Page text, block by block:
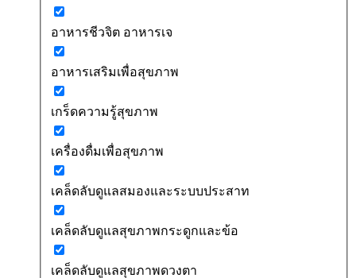
อาหารชีวจิต อาหารเจ
อาหารเสริมเพื่อสุขภาพ
เกร็ดความรู้สุขภาพ
เครื่องดื่มเพื่อสุขภาพ
เคล็ดลับดูแลสมองและระบบประสาท
เคล็ดลับดูแลสุขภาพกระดูกและข้อ
เคล็ดลับดูแลสุขภาพดวงตา